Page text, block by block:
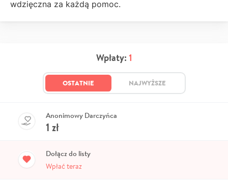
wdzięczna za każdą pomoc.
Wpłaty: 1
OSTATNIE NAJWYŻSZE
Anonimowy Darczyńca
1 zł
Dołącz do listy
Wpłać teraz